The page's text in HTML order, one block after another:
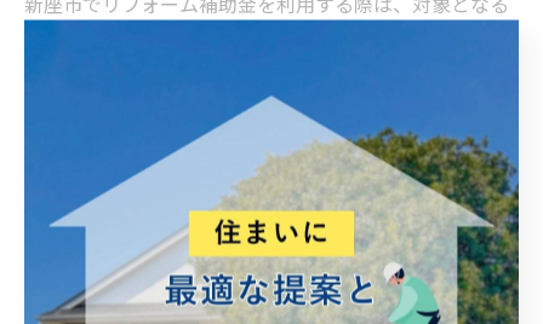
の改修など、自治体ごとに対象工事が細かく定められて
います。これらを把握しておくことで、適正価格での工
事計画が立てやすくなります。
また、見積もりを複数社から取得し、工事内容や価格を
比較検討することで、適正価格工事を見極めることが可
能です。実際に「相見積もりで数十万円の差が出た」と